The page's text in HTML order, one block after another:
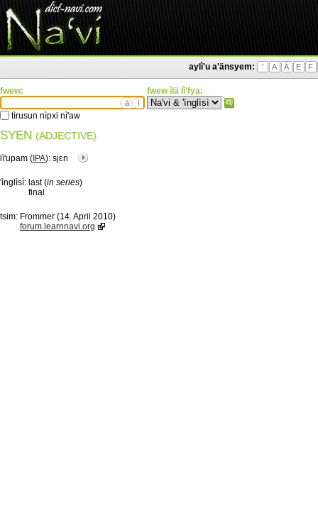
aylì'u a'änsyem: ' A Ä E F
fwew:
ä ì
tìrusun nìpxi nì'aw
fwew ìlä lì'fya:
SYEN (ADJECTIVE)
lì'upam ( IPA): sjɛn
'ìnglìsì: last (in series)
final
tsim: Frommer (14. April 2010)
forum.learnnavi.org